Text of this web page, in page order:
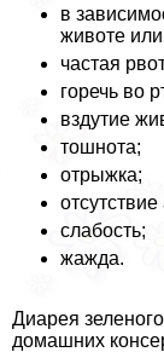
в
животе
частая
горечь во
вздутие
тошнота;
отрыжка;
отсутствие
слабость;
жажда.
Диарея
домашних